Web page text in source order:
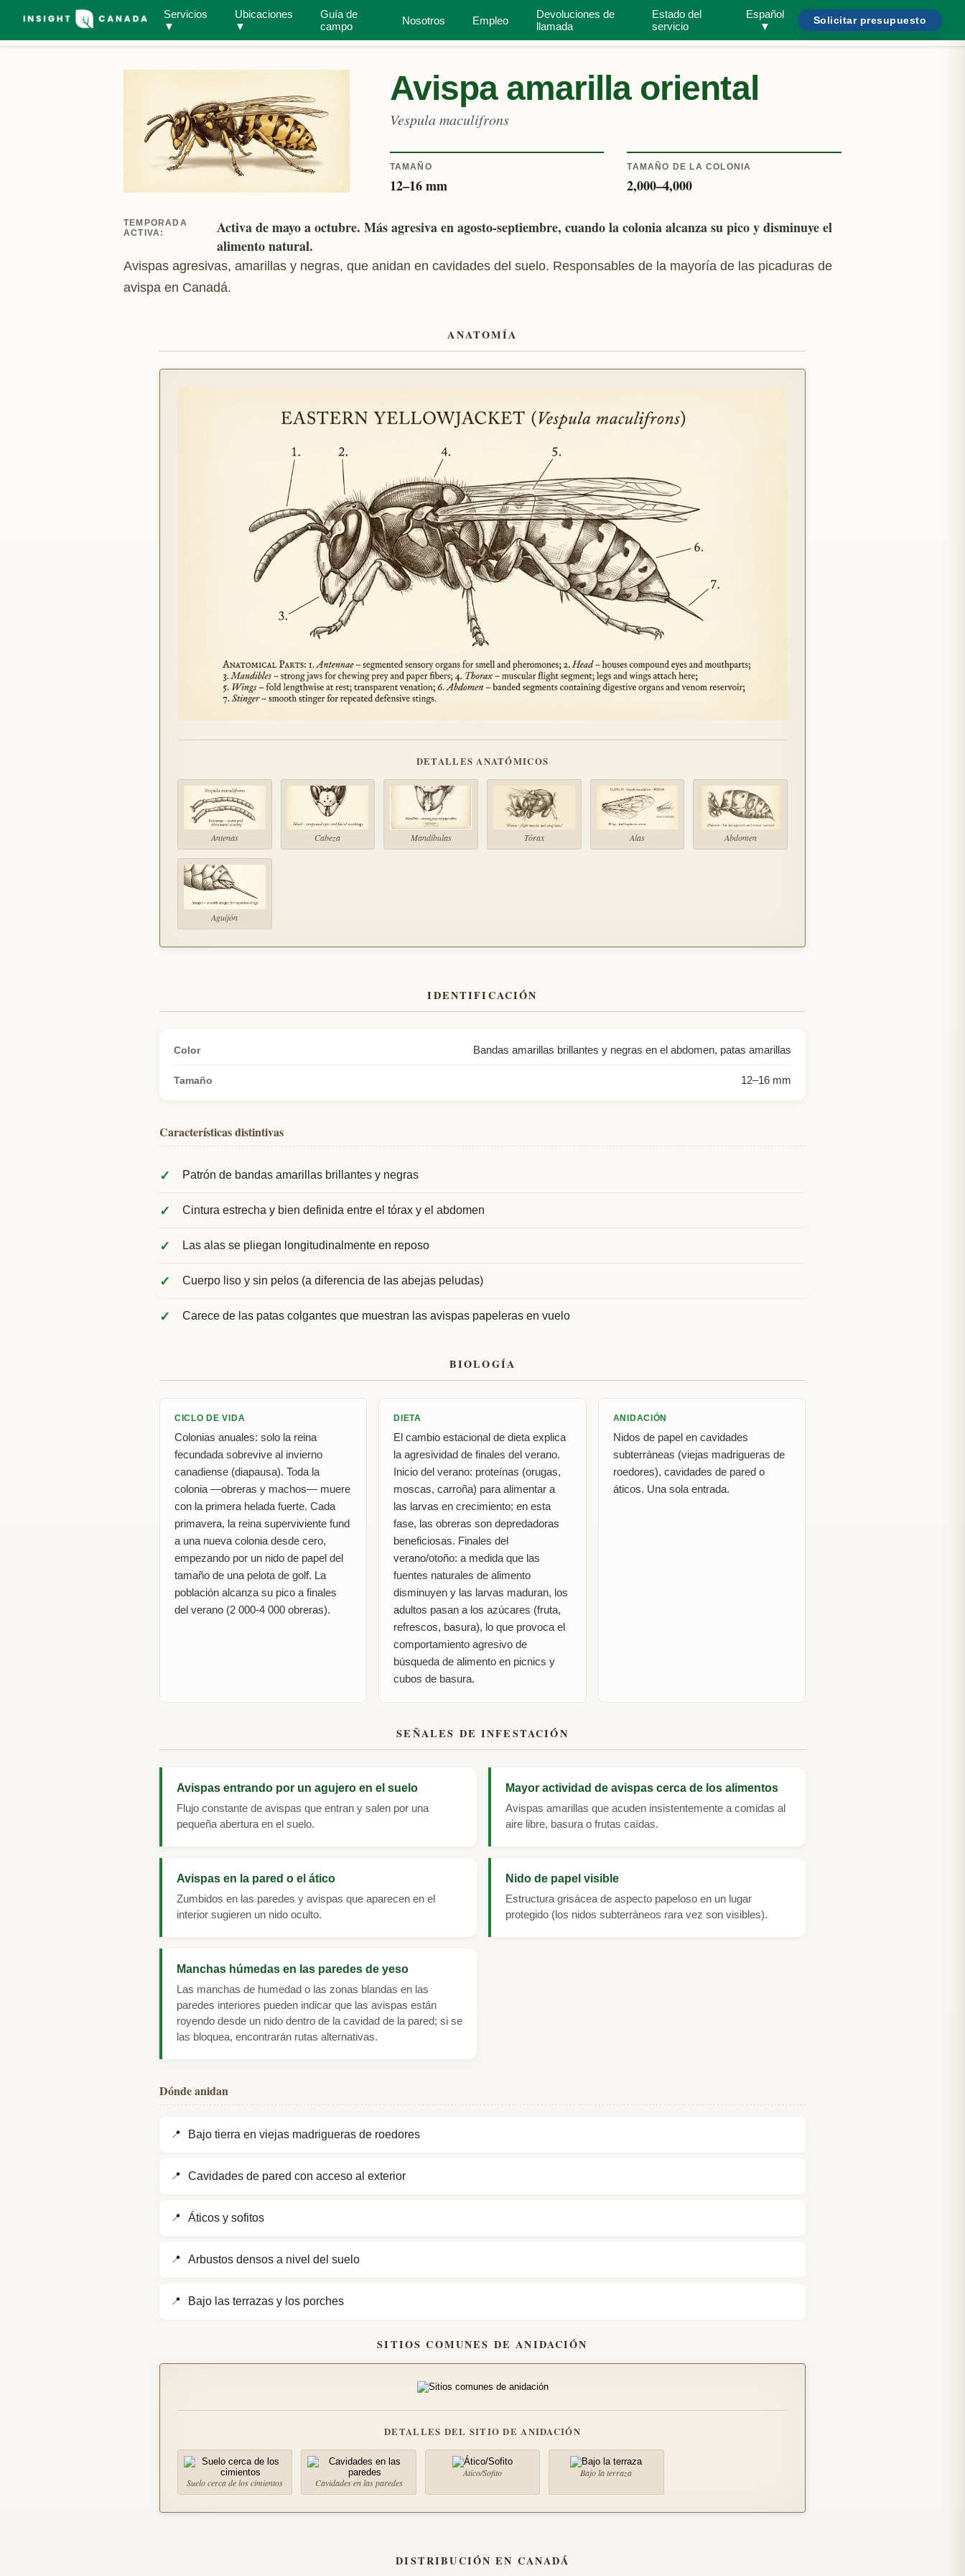
Servicios
▼
Ubicaciones
▼
Guía de
campo
Nosotros Empleo
Devoluciones de
llamada
Estado del
servicio
Español
▼
Solicitar presupuesto
Guía de campo Todas las especies Avispas y abejas Inspector de casas Tipos de casa Buscar plagas o tipos de casa... / ¿Necesita ayuda?
Avispa amarilla oriental
Vespula maculifrons
TAMAÑO
12–16 mm
TAMAÑO DE LA COLONIA
2,000–4,000
TEMPORADA
ACTIVA:
Activa de mayo a octubre. Más agresiva en agosto-septiembre, cuando la colonia alcanza su pico y disminuye el
alimento natural.
Avispas agresivas, amarillas y negras, que anidan en cavidades del suelo. Responsables de la mayoría de las picaduras de
avispa en Canadá.
ANATOMÍA
DETALLES ANATÓMICOS
Antenas Cabeza Mandíbulas Tórax Alas Abdomen
Aguijón
IDENTIFICACIÓN
Color Bandas amarillas brillantes y negras en el abdomen, patas amarillas
Tamaño 12–16 mm
Características distintivas
Patrón de bandas amarillas brillantes y negras
Cintura estrecha y bien definida entre el tórax y el abdomen
Las alas se pliegan longitudinalmente en reposo
Cuerpo liso y sin pelos (a diferencia de las abejas peludas)
Carece de las patas colgantes que muestran las avispas papeleras en vuelo
BIOLOGÍA
CICLO DE VIDA
Colonias anuales: solo la reina
fecundada sobrevive al invierno
canadiense (diapausa). Toda la
colonia —obreras y machos— muere
con la primera helada fuerte. Cada
primavera, la reina superviviente fund
a una nueva colonia desde cero,
empezando por un nido de papel del
tamaño de una pelota de golf. La
población alcanza su pico a finales
del verano (2 000-4 000 obreras).
DIETA
El cambio estacional de dieta explica
la agresividad de finales del verano.
Inicio del verano: proteínas (orugas,
moscas, carroña) para alimentar a
las larvas en crecimiento; en esta
fase, las obreras son depredadoras
beneficiosas. Finales del
verano/otoño: a medida que las
fuentes naturales de alimento
disminuyen y las larvas maduran, los
adultos pasan a los azúcares (fruta,
refrescos, basura), lo que provoca el
comportamiento agresivo de
búsqueda de alimento en picnics y
cubos de basura.
ANIDACIÓN
Nidos de papel en cavidades
subterráneas (viejas madrigueras de
roedores), cavidades de pared o
áticos. Una sola entrada.
SEÑALES DE INFESTACIÓN
Avispas entrando por un agujero en el suelo
Flujo constante de avispas que entran y salen por una
pequeña abertura en el suelo.
Mayor actividad de avispas cerca de los alimentos
Avispas amarillas que acuden insistentemente a comidas al
aire libre, basura o frutas caídas.
Avispas en la pared o el ático
Zumbidos en las paredes y avispas que aparecen en el
interior sugieren un nido oculto.
Nido de papel visible
Estructura grisácea de aspecto papeloso en un lugar
protegido (los nidos subterráneos rara vez son visibles).
Manchas húmedas en las paredes de yeso
Las manchas de humedad o las zonas blandas en las
paredes interiores pueden indicar que las avispas están
royendo desde un nido dentro de la cavidad de la pared; si se
las bloquea, encontrarán rutas alternativas.
Dónde anidan
Bajo tierra en viejas madrigueras de roedores
Cavidades de pared con acceso al exterior
Áticos y sofitos
Arbustos densos a nivel del suelo
Bajo las terrazas y los porches
SITIOS COMUNES DE ANIDACIÓN
DETALLES DEL SITIO DE ANIDACIÓN
Suelo cerca de los cimientos Cavidades en las paredes
Ático/Sofito Bajo la terraza
DISTRIBUCIÓN EN CANADÁ